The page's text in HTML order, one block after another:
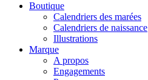
Boutique
Calendriers des marées
Calendriers de naissance
Illustrations
Marque
A propos
Engagements